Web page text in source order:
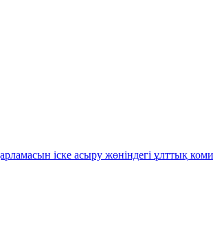
іске асыру жөніндегі ұлттық